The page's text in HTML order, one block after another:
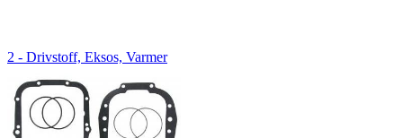
2 - Drivstoff, Eksos, Varmer